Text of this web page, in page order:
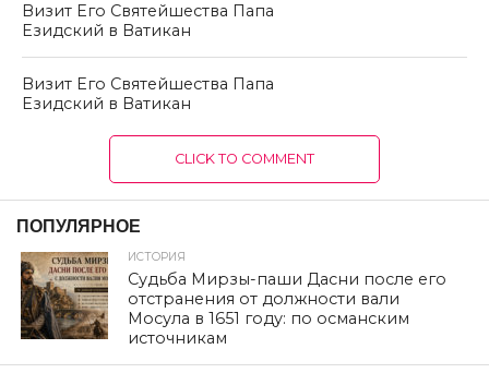
Визит Его Святейшества Папа
Езидский в Ватикан
Визит Его Святейшества Папа
Езидский в Ватикан
CLICK TO COMMENT
ПОПУЛЯРНОЕ
ИСТОРИЯ
Судьба Мирзы-паши Дасни после его
отстранения от должности вали
Мосула в 1651 году: по османским
источникам